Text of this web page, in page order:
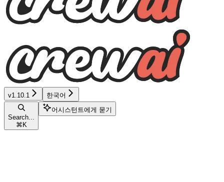
v1.10.1 한국어
Search...
⌘ K
어시스턴트에게 묻기